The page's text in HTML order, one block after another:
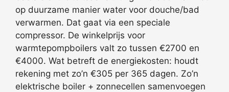
op duurzame manier water voor douche/bad
verwarmen. Dat gaat via een speciale
compressor. De winkelprijs voor
warmtepompboilers valt zo tussen €2700 en
€4000. Wat betreft de energiekosten: houdt
rekening met zo’n €305 per 365 dagen. Zo’n
elektrische boiler + zonnecellen samenvoegen